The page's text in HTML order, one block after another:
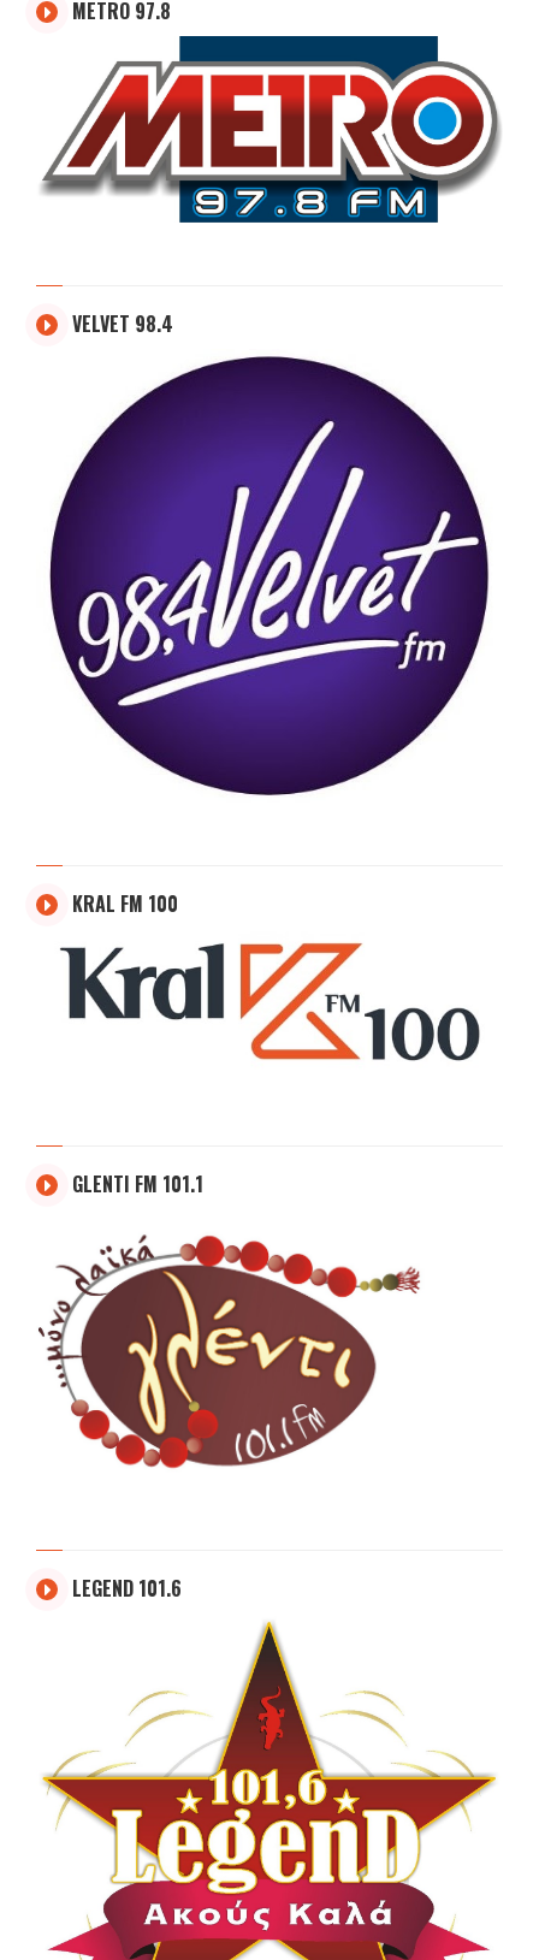
METRO 97.8
VELVET 98.4
KRAL FM 100
GLENTI FM 101.1
LEGEND 101.6